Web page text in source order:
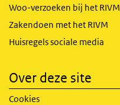
Woo-verzoeken bij het RIVM
Zakendoen met het RIVM
Huisregels sociale media
Over deze site
Cookies